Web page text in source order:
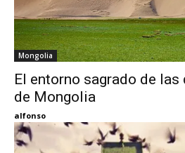
Mongolia
El entorno sagrado de
de Mongolia
alfonso